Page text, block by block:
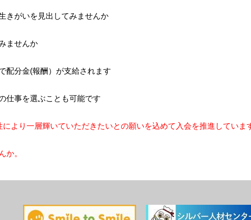
きがいを見出してみませんか
ませんか
配分金(報酬）が支給されます
仕事を選ぶことも可能です
より一層輝いていただきたいとの願いを込めて入会を推進していま
か。